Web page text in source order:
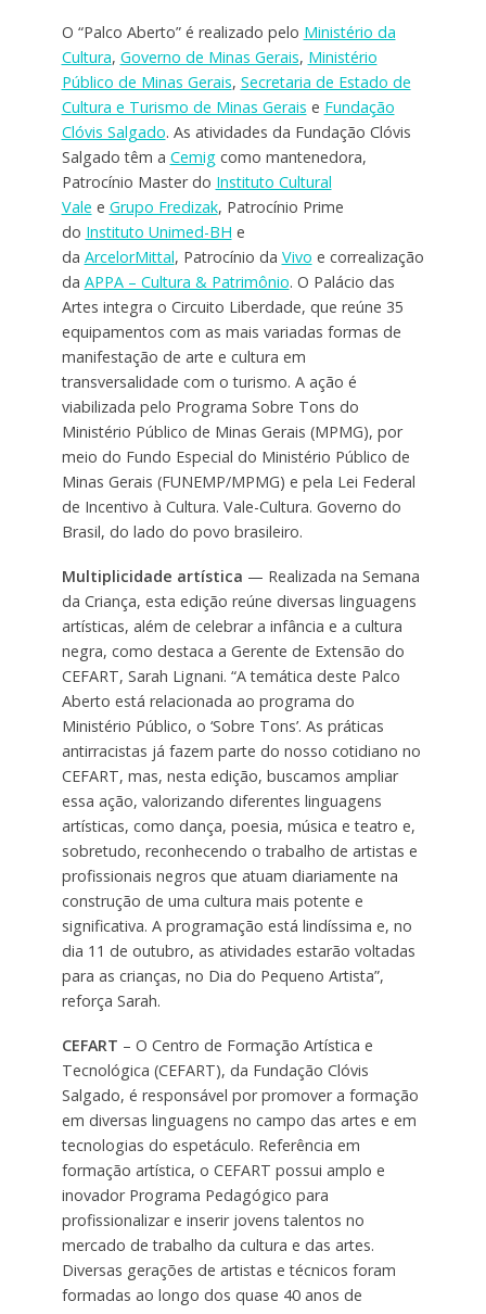
O “Palco Aberto” é realizado pelo Ministério da
Cultura, Governo de Minas Gerais, Ministério
Público de Minas Gerais, Secretaria de Estado de
Cultura e Turismo de Minas Gerais e Fundação
Clóvis Salgado. As atividades da Fundação Clóvis
Salgado têm a Cemigcomo mantenedora,
Patrocínio Master do Instituto Cultural
Vale e Grupo Fredizak, Patrocínio Prime
do Instituto Unimed-BH e
da ArcelorMittal, Patrocínio da Vivo e correalização
da APPA – Cultura & Patrimônio. O Palácio das
Artes integra o Circuito Liberdade, que reúne 35
equipamentos com as mais variadas formas de
manifestação de arte e cultura em
transversalidade com o turismo. A ação é
viabilizada pelo Programa Sobre Tons do
Ministério Público de Minas Gerais (MPMG), por
meio do Fundo Especial do Ministério Público de
Minas Gerais (FUNEMP/MPMG) e pela Lei Federal
de Incentivo à Cultura. Vale-Cultura. Governo do
Brasil, do lado do povo brasileiro.
Multiplicidade artística — Realizada na Semana
da Criança, esta edição reúne diversas linguagens
artísticas, além de celebrar a infância e a cultura
negra, como destaca a Gerente de Extensão do
CEFART, Sarah Lignani. “A temática deste Palco
Aberto está relacionada ao programa do
Ministério Público, o ‘Sobre Tons’. As práticas
antirracistas já fazem parte do nosso cotidiano no
CEFART, mas, nesta edição, buscamos ampliar
essa ação, valorizando diferentes linguagens
artísticas, como dança, poesia, música e teatro e,
sobretudo, reconhecendo o trabalho de artistas e
profissionais negros que atuam diariamente na
construção de uma cultura mais potente e
significativa. A programação está lindíssima e, no
dia 11 de outubro, as atividades estarão voltadas
para as crianças, no Dia do Pequeno Artista”,
reforça Sarah.
CEFART – O Centro de Formação Artística e
Tecnológica (CEFART), da Fundação Clóvis
Salgado, é responsável por promover a formação
em diversas linguagens no campo das artes e em
tecnologias do espetáculo. Referência em
formação artística, o CEFART possui amplo e
inovador Programa Pedagógico para
profissionalizar e inserir jovens talentos no
mercado de trabalho da cultura e das artes.
Diversas gerações de artistas e técnicos foram
formadas ao longo dos quase 40 anos de